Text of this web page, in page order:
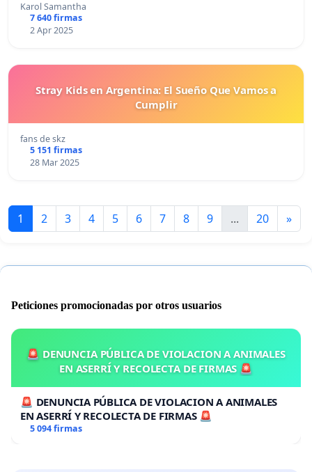
Karol Samantha
7 640 firmas
2 Apr 2025
Stray Kids en Argentina: El Sueño Que Vamos a
Cumplir
fans de skz
5 151 firmas
28 Mar 2025
1 2 3 4 5 6 7 8 9 ... 20 »
Peticiones promocionadas por otros usuarios
🚨 DENUNCIA PÚBLICA DE VIOLACION A ANIMALES
EN ASERRÍ Y RECOLECTA DE FIRMAS 🚨
🚨 DENUNCIA PÚBLICA DE VIOLACION A ANIMALES
EN ASERRÍ Y RECOLECTA DE FIRMAS 🚨
5 094 firmas